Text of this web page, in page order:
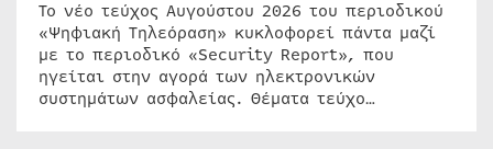
Το νέο τεύχος Αυγούστου 2026 του περιοδικού
«Ψηφιακή Τηλεόραση» κυκλοφορεί πάντα μαζί
με το περιοδικό «Security Report», που
ηγείται στην αγορά των ηλεκτρονικών
συστημάτων ασφαλείας. Θέματα τεύχο…